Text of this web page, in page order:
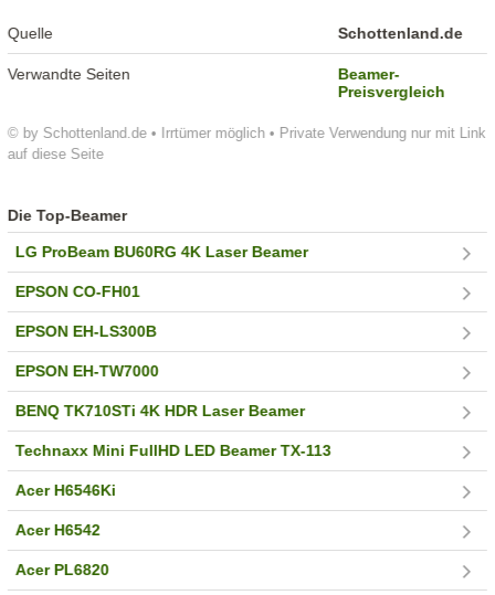
© by Schottenland.de • Irrtümer möglich • Private Verwendung nur mit Link
auf diese Seite
Quelle Schottenland.de
Verwandte Seiten
Beamer-
Preisvergleich
Die Top-Beamer
LG ProBeam BU60RG 4K Laser Beamer
EPSON CO-FH01
EPSON EH-LS300B
EPSON EH-TW7000
BENQ TK710STi 4K HDR Laser Beamer
Technaxx Mini FullHD LED Beamer TX-113
Acer H6546Ki
Acer H6542
Acer PL6820